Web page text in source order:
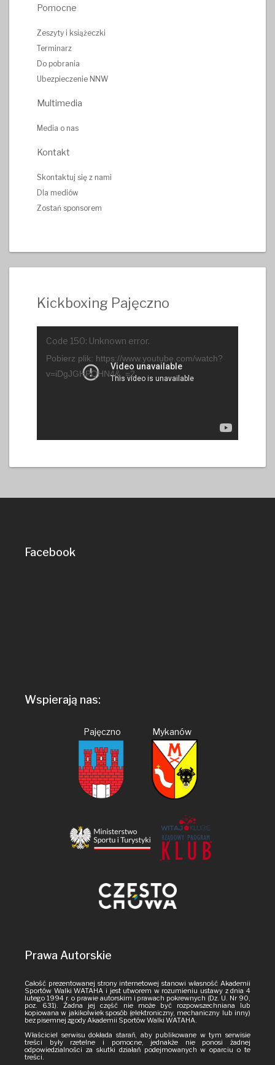
Pomocne
Zeszyty i książeczki
Terminarz
Do pobrania
Ubezpieczenie NNW
Multimedia
Media o nas
Kontakt
Skontaktuj się z nami
Dla mediów
Zostań sponsorem
Kickboxing Pajęczno
Code 150: Unknown error.
Pobierz plik: https://www.youtube.com/watch?
v=iDgJGHPQHN4&_=2
Facebook
Wspierają nas:
Pajęczno Mykanów
Prawa Autorskie
Całość prezentowanej strony internetowej stanowi własność Akademii
Sportów Walki WATAHA i jest utworem w rozumieniu ustawy z dnia 4
lutego 1994 r. o prawie autorskim i prawach pokrewnych (Dz. U. Nr 90,
poz. 631). Żadna jej część nie może być rozpowszechniana lub
kopiowana w jakikolwiek sposób (elektroniczny, mechaniczny lub inny)
bez pisemnej zgody Akademii Sportów Walki WATAHA.
Właściciel serwisu dokłada starań, aby publikowane w tym serwisie
treści były rzetelne i pomocne, jednakże nie ponosi żadnej
odpowiedzialności za skutki działań podejmowanych w oparciu o te
treści.